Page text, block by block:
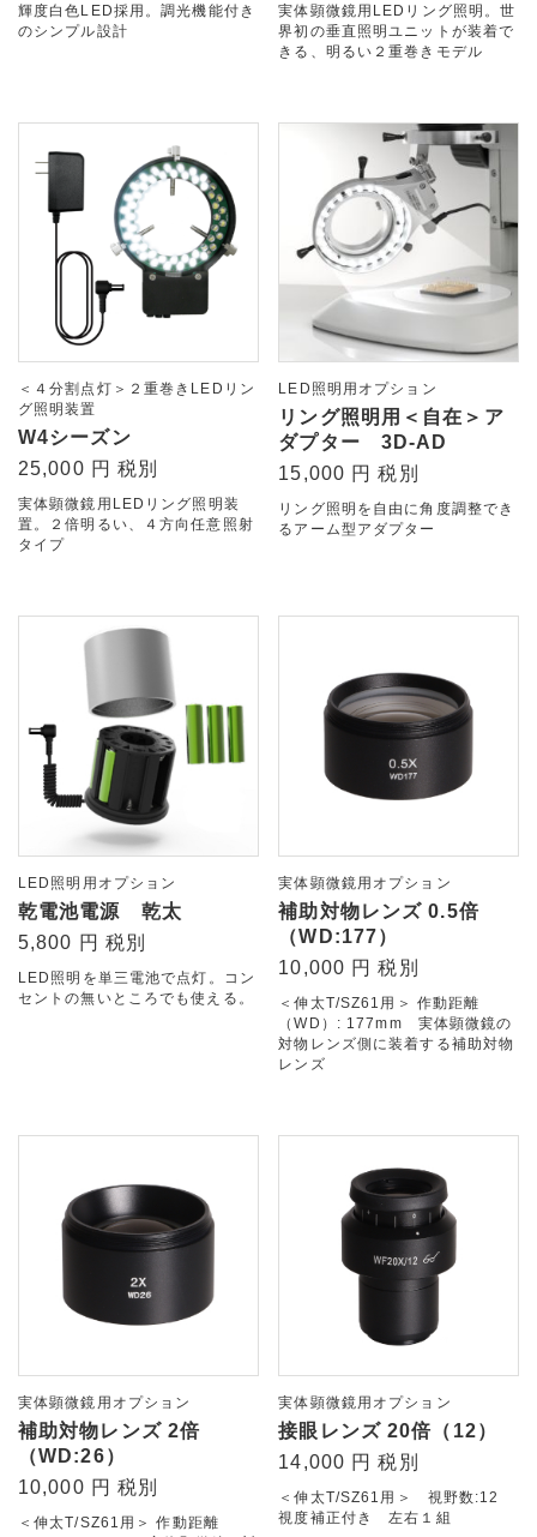
輝度白色LED採用。調光機能付き
のシンプル設計
実体顕微鏡用LEDリング照明。世
界初の垂直照明ユニットが装着で
きる、明るい２重巻きモデル
＜４分割点灯＞２重巻きLEDリン
グ照明装置
W4シーズン
25,000 円 税別
実体顕微鏡用LEDリング照明装
置。２倍明るい、４方向任意照射
タイプ
LED照明用オプション
リング照明用＜自在＞ア
ダプター 3D-AD
15,000 円 税別
リング照明を自由に角度調整でき
るアーム型アダプター
LED照明用オプション
乾電池電源 乾太
5,800 円 税別
LED照明を単三電池で点灯。コン
セントの無いところでも使える。
実体顕微鏡用オプション
補助対物レンズ 0.5倍
（WD:177）
10,000 円 税別
＜伸太T/SZ61用＞ 作動距離
（WD）: 177mm 実体顕微鏡の
対物レンズ側に装着する補助対物
レンズ
実体顕微鏡用オプション
補助対物レンズ 2倍
（WD:26）
10,000 円 税別
＜伸太T/SZ61用＞ 作動距離
実体顕微鏡用オプション
接眼レンズ 20倍（12）
14,000 円 税別
＜伸太T/SZ61用＞ 視野数:12
視度補正付き 左右１組